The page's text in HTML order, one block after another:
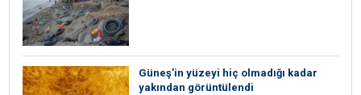
Güneş’in yüzeyi hiç olmadığı kadar
yakından görüntülendi